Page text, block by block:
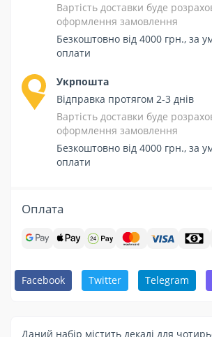
Вартість доставки буде
оформлення замовлення
Безкоштовно від 4000 грн., за
оплати
Укрпошта
Відправка протягом 2-3 днів
Вартість доставки буде
оформлення замовлення
Безкоштовно від 4000 грн., за
оплати
Оплата
Facebook Twitter Telegram
Даний набір містить декалі для